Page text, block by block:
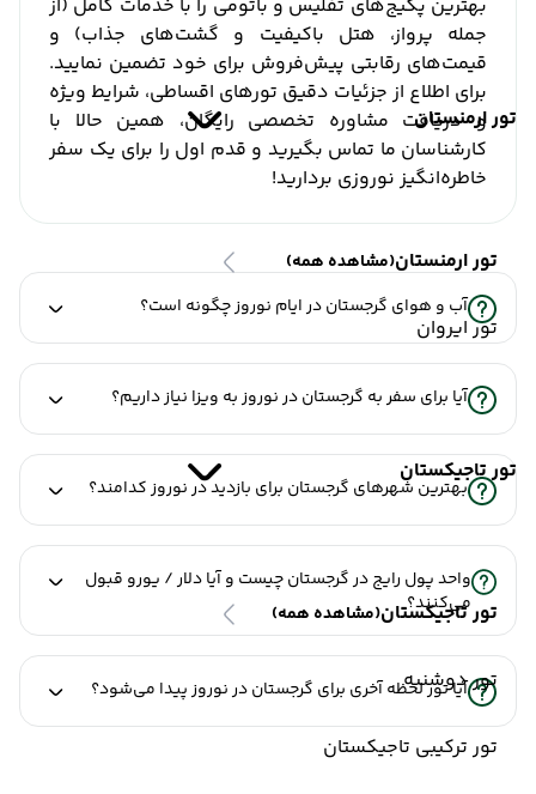
تور ارمنستان
تور ارمنستان(مشاهده همه)
تور ایروان
تور تاجیکستان
تور تاجیکستان(مشاهده همه)
تور دوشنبه
تور ترکیبی تاجیکستان
بهترین پکیج‌های تفلیس و باتومی را با خدمات کامل (از
جمله پرواز، هتل باکیفیت و گشت‌های جذاب) و
قیمت‌های رقابتی پیش‌فروش برای خود تضمین نمایید.
برای اطلاع از جزئیات دقیق تورهای اقساطی، شرایط ویژه
و دریافت مشاوره تخصصی رایگان، همین حالا با
کارشناسان ما تماس بگیرید و قدم اول را برای یک سفر
خاطره‌انگیز نوروزی بردارید!
آب و هوای گرجستان در ایام نوروز چگونه است؟
آیا برای سفر به گرجستان در نوروز به ویزا نیاز داریم؟
بهترین شهرهای گرجستان برای بازدید در نوروز کدامند؟
واحد پول رایج در گرجستان چیست و آیا دلار / یورو قبول
می‌کنند؟
آیا تور لحظه آخری برای گرجستان در نوروز پیدا می‌شود؟